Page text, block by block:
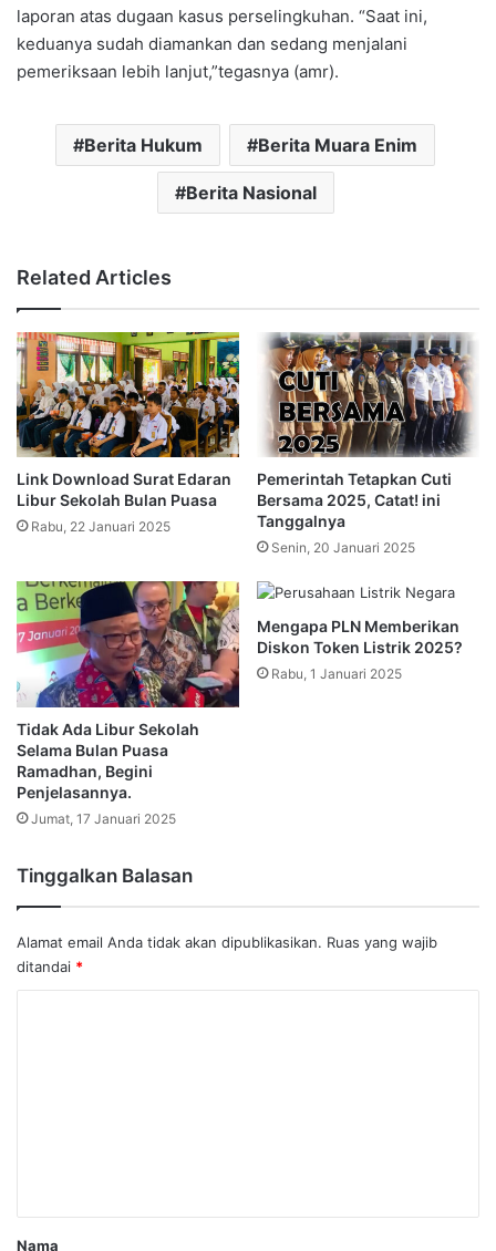
laporan atas dugaan kasus perselingkuhan. “Saat ini,
keduanya sudah diamankan dan sedang menjalani
pemeriksaan lebih lanjut,”tegasnya (amr).
Berita Hukum Berita Muara Enim
Berita Nasional
Related Articles
Link Download Surat Edaran
Libur Sekolah Bulan Puasa
Rabu, 22 Januari 2025
Pemerintah Tetapkan Cuti
Bersama 2025, Catat! ini
Tanggalnya
Senin, 20 Januari 2025
Tidak Ada Libur Sekolah
Selama Bulan Puasa
Ramadhan, Begini
Penjelasannya.
Jumat, 17 Januari 2025
Mengapa PLN Memberikan
Diskon Token Listrik 2025?
Rabu, 1 Januari 2025
Tinggalkan Balasan
Alamat email Anda tidak akan dipublikasikan. Ruas yang wajib
ditandai *
rNama